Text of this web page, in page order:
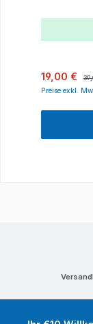
19,00 €
Preise exkl.